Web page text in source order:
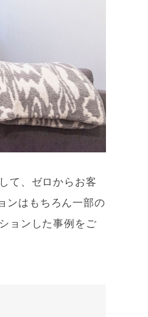
て、ゼロからお客
ンはもちろん一部の
ョン した事例をご